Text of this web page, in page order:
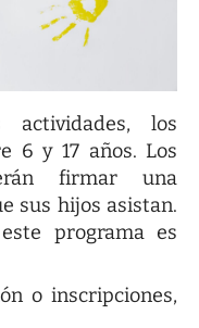
los
6 y 17 años. Los
firmar una
sus hijos asistan.
programa es
o inscripciones,